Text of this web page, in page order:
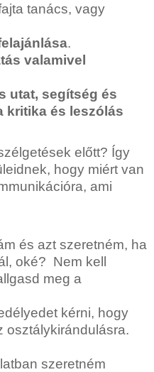
tanács, vagy
.
valamivel
utat, segítség és
kritika és leszólás
előtt? Így
hogy miért van
ami
és azt szeretném, ha
oké? Nem kell
meg a
kérni, hogy
osztálykirándulásra.
szeretném